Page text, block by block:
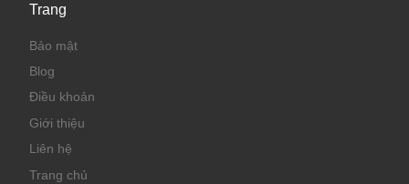
Trang
Bảo mật
Blog
Điều khoản
Giới thiệu
Liên hệ
Trang chủ